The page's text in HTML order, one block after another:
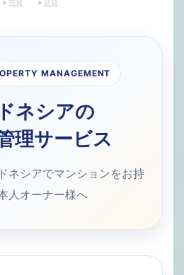
売買 賃貸
MANAGEMENT
ネシアの
理サービス
ネシアでマンションをお持
人オーナー様へ